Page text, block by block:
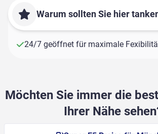
Warum sollten Sie hier
24/7 geöffnet für maximale
Möchten Sie immer die
Ihrer Nähe